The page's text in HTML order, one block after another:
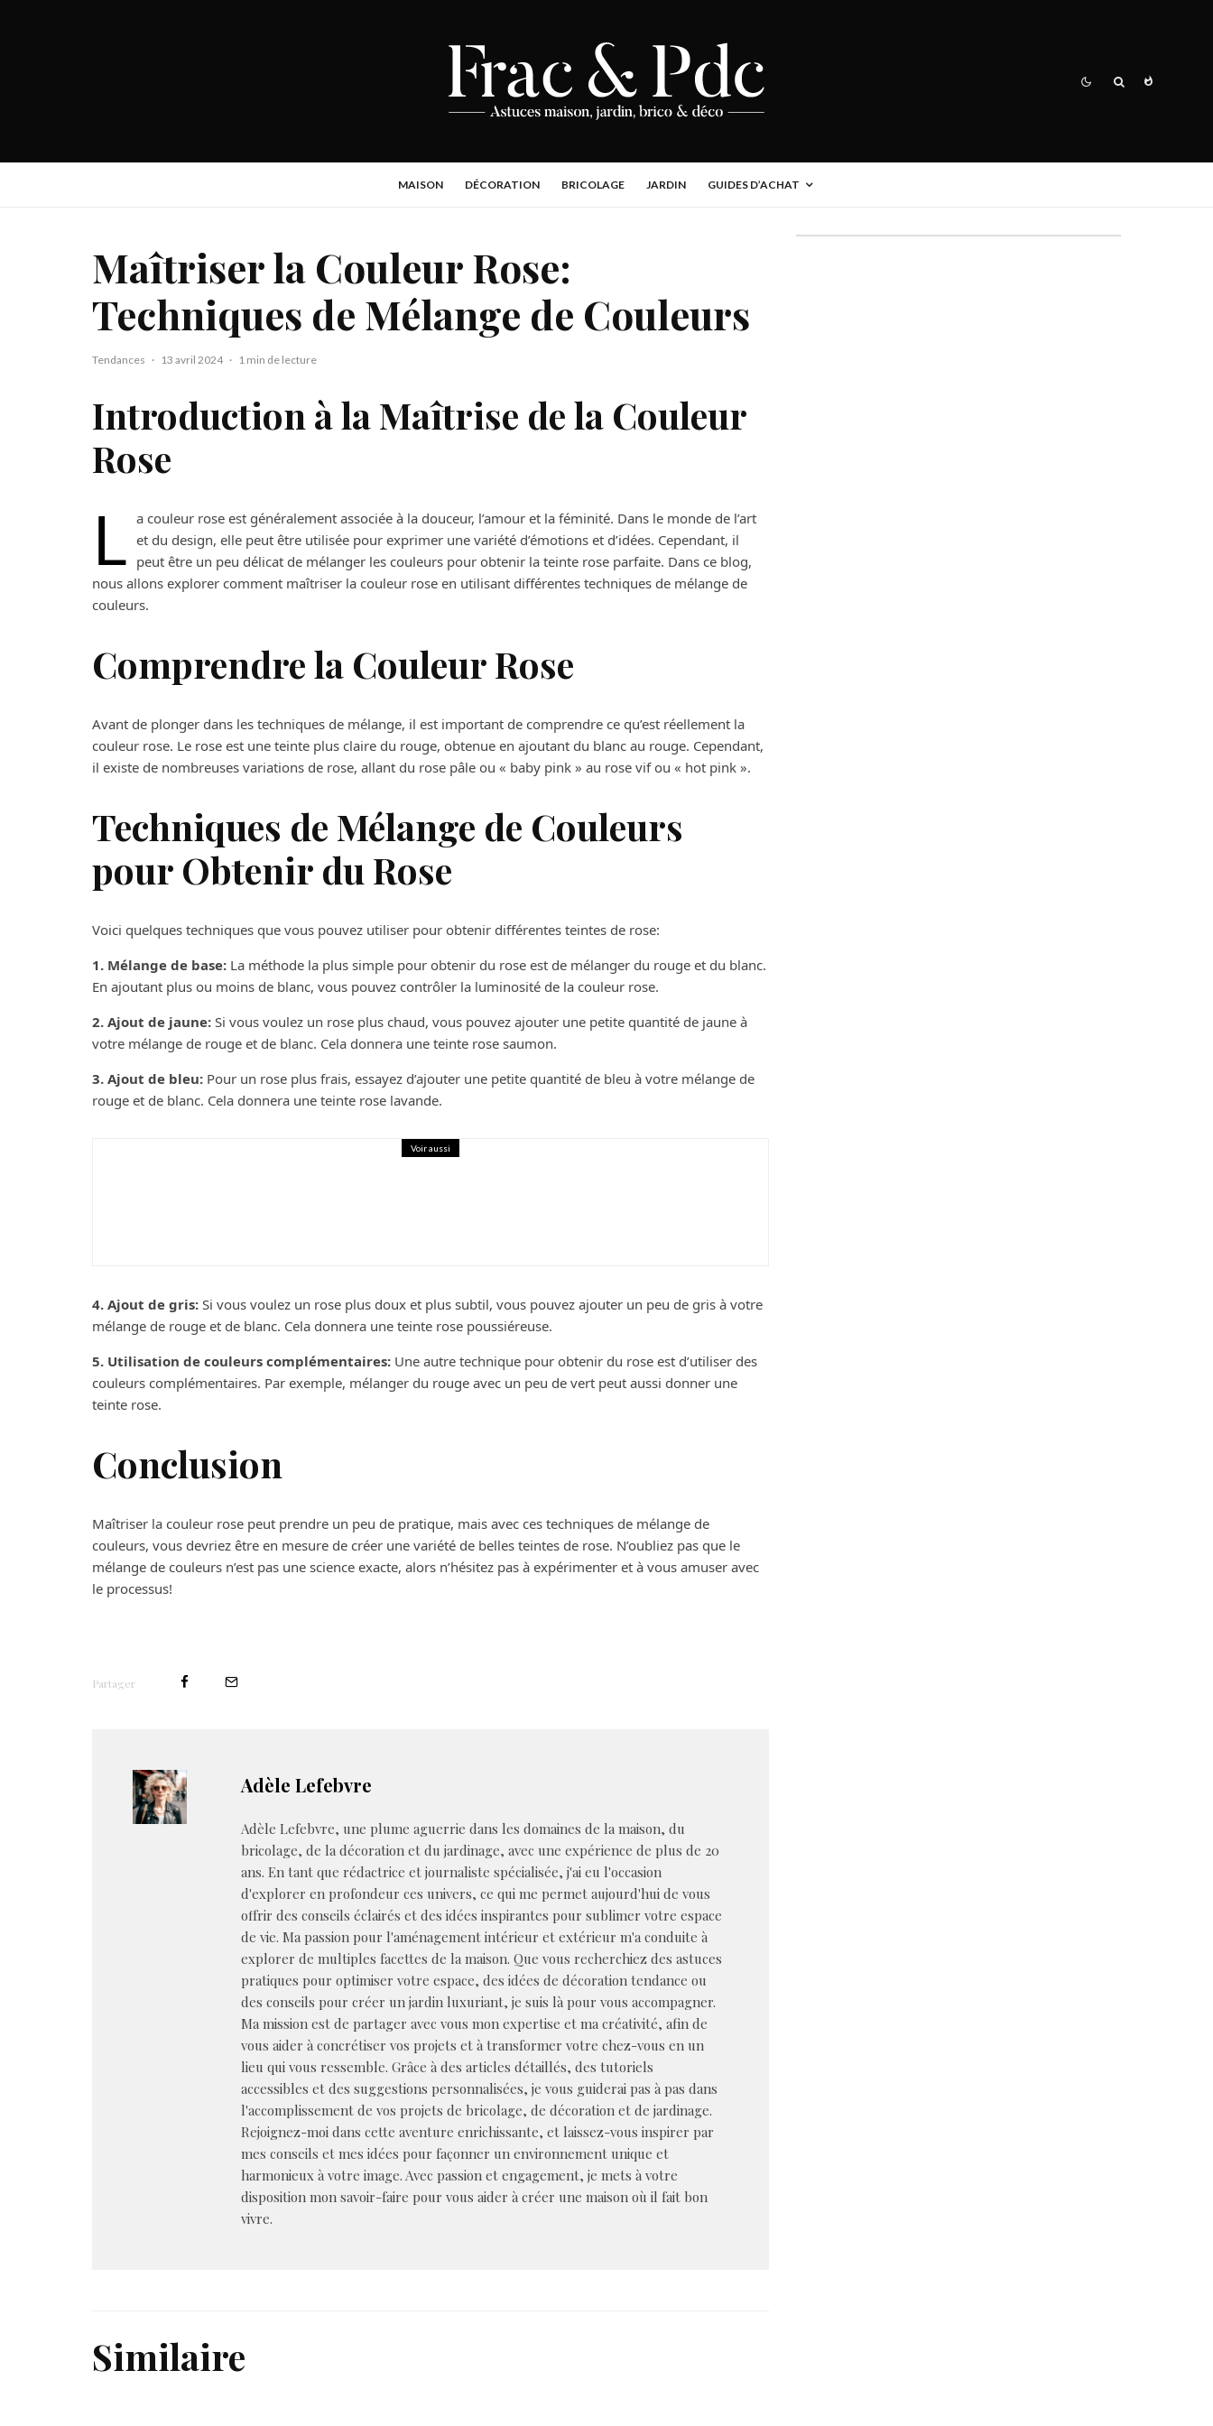
MAISON DÉCORATION BRICOLAGE JARDIN GUIDES D’ACHAT
Maîtriser la Couleur Rose:
Techniques de Mélange de Couleurs
Tendances · 13 avril 2024 · 1 min de lecture
Introduction à la Maîtrise de la Couleur
Rose
L a couleur rose est généralement associée à la douceur, l’amour et la féminité. Dans le monde de l’art
et du design, elle peut être utilisée pour exprimer une variété d’émotions et d’idées. Cependant, il
peut être un peu délicat de mélanger les couleurs pour obtenir la teinte rose parfaite. Dans ce blog,
nous allons explorer comment maîtriser la couleur rose en utilisant différentes techniques de mélange de
couleurs.
Comprendre la Couleur Rose
Avant de plonger dans les techniques de mélange, il est important de comprendre ce qu’est réellement la
couleur rose. Le rose est une teinte plus claire du rouge, obtenue en ajoutant du blanc au rouge. Cependant,
il existe de nombreuses variations de rose, allant du rose pâle ou « baby pink » au rose vif ou « hot pink ».
Techniques de Mélange de Couleurs
pour Obtenir du Rose
Voici quelques techniques que vous pouvez utiliser pour obtenir différentes teintes de rose:
1. Mélange de base: La méthode la plus simple pour obtenir du rose est de mélanger du rouge et du blanc.
En ajoutant plus ou moins de blanc, vous pouvez contrôler la luminosité de la couleur rose.
2. Ajout de jaune: Si vous voulez un rose plus chaud, vous pouvez ajouter une petite quantité de jaune à
votre mélange de rouge et de blanc. Cela donnera une teinte rose saumon.
3. Ajout de bleu: Pour un rose plus frais, essayez d’ajouter une petite quantité de bleu à votre mélange de
rouge et de blanc. Cela donnera une teinte rose lavande.
Voir aussi
4. Ajout de gris: Si vous voulez un rose plus doux et plus subtil, vous pouvez ajouter un peu de gris à votre
mélange de rouge et de blanc. Cela donnera une teinte rose poussiéreuse.
5. Utilisation de couleurs complémentaires: Une autre technique pour obtenir du rose est d’utiliser des
couleurs complémentaires. Par exemple, mélanger du rouge avec un peu de vert peut aussi donner une
teinte rose.
Conclusion
Maîtriser la couleur rose peut prendre un peu de pratique, mais avec ces techniques de mélange de
couleurs, vous devriez être en mesure de créer une variété de belles teintes de rose. N’oubliez pas que le
mélange de couleurs n’est pas une science exacte, alors n’hésitez pas à expérimenter et à vous amuser avec
le processus!
Partager
Adèle Lefebvre
Adèle Lefebvre, une plume aguerrie dans les domaines de la maison, du
bricolage, de la décoration et du jardinage, avec une expérience de plus de 20
ans. En tant que rédactrice et journaliste spécialisée, j'ai eu l'occasion
d'explorer en profondeur ces univers, ce qui me permet aujourd'hui de vous
offrir des conseils éclairés et des idées inspirantes pour sublimer votre espace
de vie. Ma passion pour l'aménagement intérieur et extérieur m'a conduite à
explorer de multiples facettes de la maison. Que vous recherchiez des astuces
pratiques pour optimiser votre espace, des idées de décoration tendance ou
des conseils pour créer un jardin luxuriant, je suis là pour vous accompagner.
Ma mission est de partager avec vous mon expertise et ma créativité, afin de
vous aider à concrétiser vos projets et à transformer votre chez-vous en un
lieu qui vous ressemble. Grâce à des articles détaillés, des tutoriels
accessibles et des suggestions personnalisées, je vous guiderai pas à pas dans
l'accomplissement de vos projets de bricolage, de décoration et de jardinage.
Rejoignez-moi dans cette aventure enrichissante, et laissez-vous inspirer par
mes conseils et mes idées pour façonner un environnement unique et
harmonieux à votre image. Avec passion et engagement, je mets à votre
disposition mon savoir-faire pour vous aider à créer une maison où il fait bon
vivre.
Similaire